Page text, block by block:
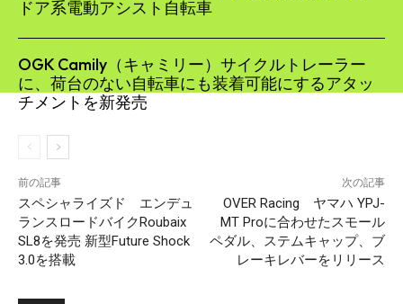
ドア系電動アシスト自転車
OGK Camily（キャミリー）サイクルトレーラー
に、荷台のない自転車にも装着可能にするアタッ
チメントを新発売
前の記事
スペシャライズド エンデュ
ランスロードバイクRoubaix
SL8を発売 新型Future Shock
3.0を搭載
次の記事
OVER Racing ヤマハ YPJ-
MT Proに合わせたスモール
ペダル、ステムキャップ、ブ
レーキレバーをリリース